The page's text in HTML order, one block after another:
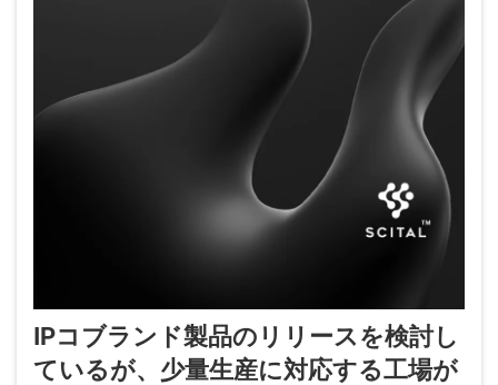
IPコブランド製品のリリースを検討し
ているが、少量生産に対応する工場が